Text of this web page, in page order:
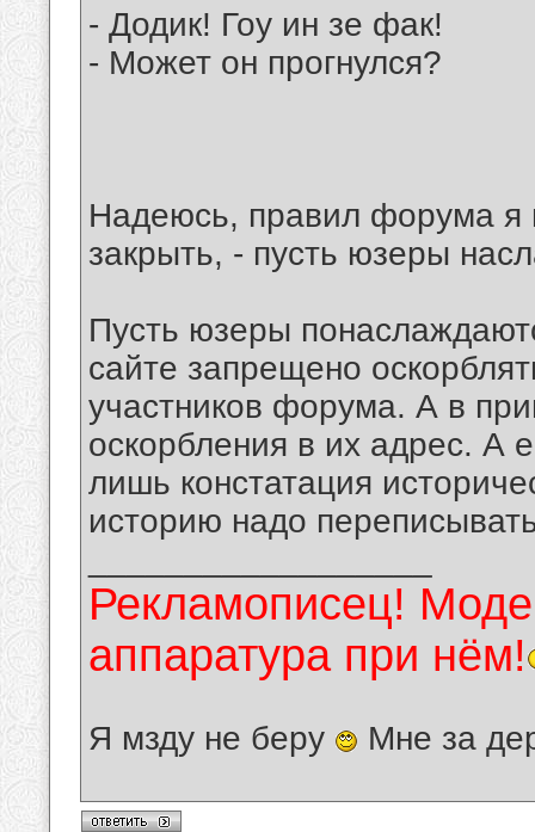
- Додик! Гоу ин зе фак!
- Может он прогнулся?
Надеюсь, правил форума я
закрыть, - пусть юзеры
Пусть юзеры
сайте запрещено
участников форума. А в
оскорбления в их адрес. А
лишь констатация
историю надо
Рекламописец!
аппаратура при нём!
Я мзду не беру Мне за